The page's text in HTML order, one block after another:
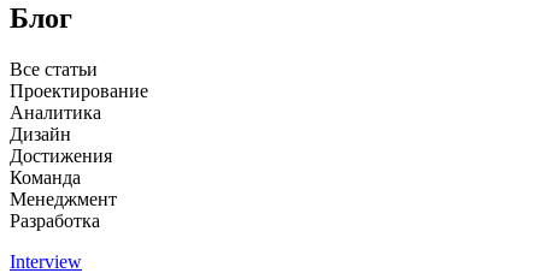
Блог
Все cтатьи
Проектирование
Аналитика
Дизайн
Достижения
Команда
Менеджмент
Разработка
Interview